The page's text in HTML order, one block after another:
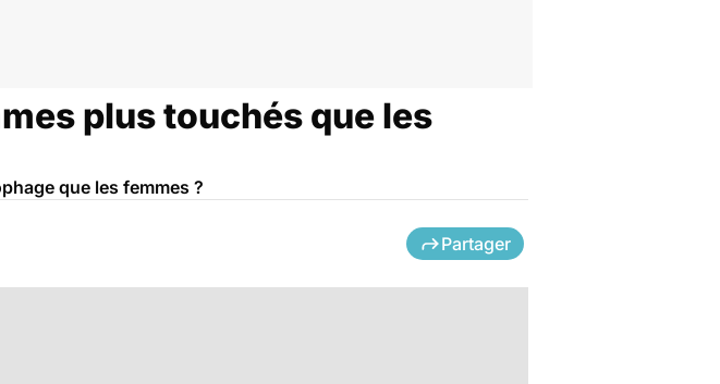
plus touchés que les
que les femmes ?
Partager